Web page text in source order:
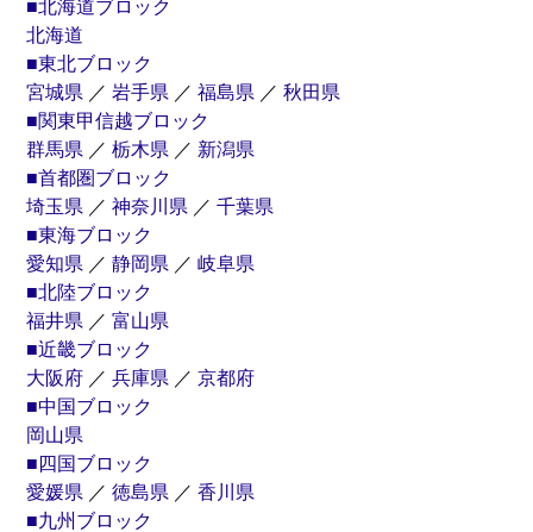
トラクター
トレーラー
■北海道ブロック
北海道
■東北ブロック
宮城県 ／ 岩手県 ／ 福島県 ／ 秋田県
■関東甲信越ブロック
群馬県 ／ 栃木県 ／ 新潟県
■首都圏ブロック
埼玉県 ／ 神奈川県 ／ 千葉県
■東海ブロック
愛知県 ／ 静岡県 ／ 岐阜県
■北陸ブロック
福井県 ／ 富山県
■近畿ブロック
大阪府 ／ 兵庫県 ／ 京都府
■中国ブロック
岡山県
■四国ブロック
愛媛県 ／ 徳島県 ／ 香川県
■九州ブロック